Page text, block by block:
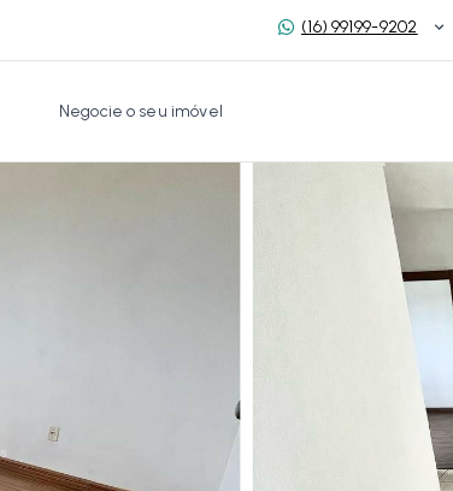
(16) 99199-9202
Negocie o seu imóvel